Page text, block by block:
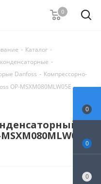
0
- Каталог -
-
Danfoss - Компрессорно-
OP-MSXM080MLW05E
0
0
0